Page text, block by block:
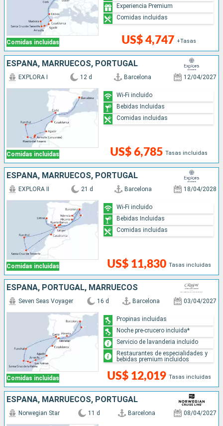
Comidas incluidas US$ 4,747 +Tasas
Experiencia Premium
Comidas incluidas
ESPAÑA, MARRUECOS, PORTUGAL
Comidas incluidas
EXPLORA I 12 d Barcelona 12/04/2027
US$ 6,785 Tasas incluidas
Wi-Fi incluido
Bebidas Incluidas
Comidas incluidas
ESPAÑA, MARRUECOS, PORTUGAL
Comidas incluidas
EXPLORA II 21 d Barcelona 18/04/2028
US$ 11,830 Tasas incluidas
Wi-Fi incluido
Bebidas Incluidas
Comidas incluidas
ESPAÑA, PORTUGAL, MARRUECOS
Comidas incluidas
Seven Seas Voyager 16 d Barcelona 03/04/2027
US$ 12,019 Tasas incluidas
Propinas incluidas
Noche pre-crucero incluida*
Servicio de lavanderia incluido
Restaurantes de especialidades y
bebidas premium incluidos
ESPAÑA, MARRUECOS, PORTUGAL
Norwegian Star 11 d Barcelona 08/04/2027